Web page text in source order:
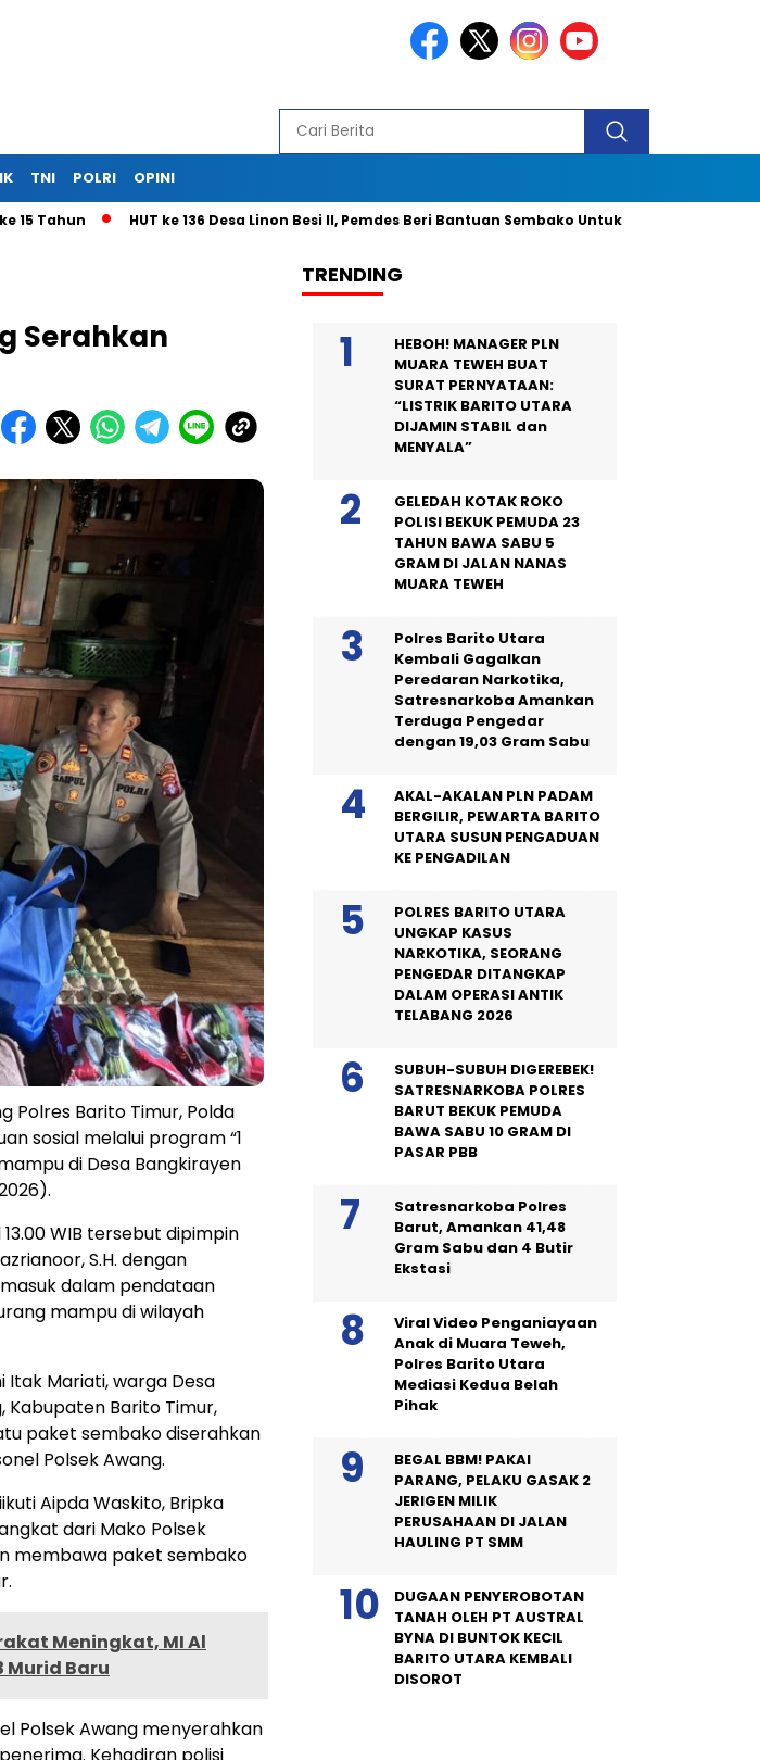
TNI POLRI OPINI
HUT ke 136 Desa Linon Besi II, Pemdes Beri Bantuan Sembako Untuk 40 Kepala Keluarga dan 2
Serahkan
Polres Barito Timur, Polda
sosial melalui program “1
di Desa Bangkirayen
WIB tersebut dipimpin
S.H. dengan
dalam pendataan
mampu di wilayah
Mariati, warga Desa
Kabupaten Barito Timur,
paket sembako diserahkan
Polsek Awang.
Aipda Waskito, Bripka
dari Mako Polsek
membawa paket sembako
Meningkat, MI Al
Murid Baru
Polsek Awang menyerahkan
Kehadiran polisi
TRENDING
HEBOH! MANAGER PLN
MUARA TEWEH BUAT
SURAT PERNYATAAN:
“LISTRIK BARITO UTARA
DIJAMIN STABIL dan
MENYALA”
GELEDAH KOTAK ROKO
POLISI BEKUK PEMUDA 23
TAHUN BAWA SABU 5
GRAM DI JALAN NANAS
MUARA TEWEH
Polres Barito Utara
Kembali Gagalkan
Peredaran Narkotika,
Satresnarkoba Amankan
Terduga Pengedar
dengan 19,03 Gram Sabu
AKAL-AKALAN PLN PADAM
BERGILIR, PEWARTA BARITO
UTARA SUSUN PENGADUAN
KE PENGADILAN
POLRES BARITO UTARA
UNGKAP KASUS
NARKOTIKA, SEORANG
PENGEDAR DITANGKAP
DALAM OPERASI ANTIK
TELABANG 2026
SUBUH-SUBUH DIGEREBEK!
SATRESNARKOBA POLRES
BARUT BEKUK PEMUDA
BAWA SABU 10 GRAM DI
PASAR PBB
Satresnarkoba Polres
Barut, Amankan 41,48
Gram Sabu dan 4 Butir
Ekstasi
Viral Video Penganiayaan
Anak di Muara Teweh,
Polres Barito Utara
Mediasi Kedua Belah
Pihak
BEGAL BBM! PAKAI
PARANG, PELAKU GASAK 2
JERIGEN MILIK
PERUSAHAAN DI JALAN
HAULING PT SMM
DUGAAN PENYEROBOTAN
TANAH OLEH PT AUSTRAL
BYNA DI BUNTOK KECIL
BARITO UTARA KEMBALI
DISOROT